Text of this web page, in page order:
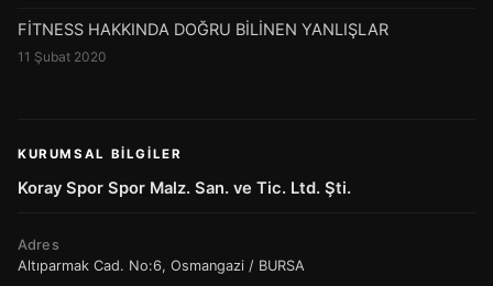
FİTNESS HAKKINDA DOĞRU BİLİNEN YANLIŞLAR
11 Şubat 2020
KURUMSAL BILGILER
Koray Spor Spor Malz. San. ve Tic. Ltd. Şti.
Adres
Altıparmak Cad. No:6, Osmangazi / BURSA